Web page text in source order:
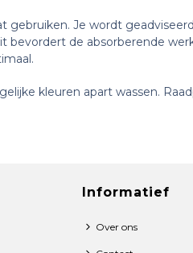
gebruiken. Je wordt
bevordert de absorberende
kleuren apart wassen.
Informatief
Over ons